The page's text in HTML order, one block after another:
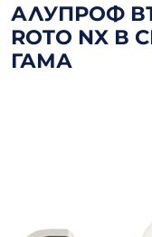
АЛУПРОФ
ROTO NX
ГАМА